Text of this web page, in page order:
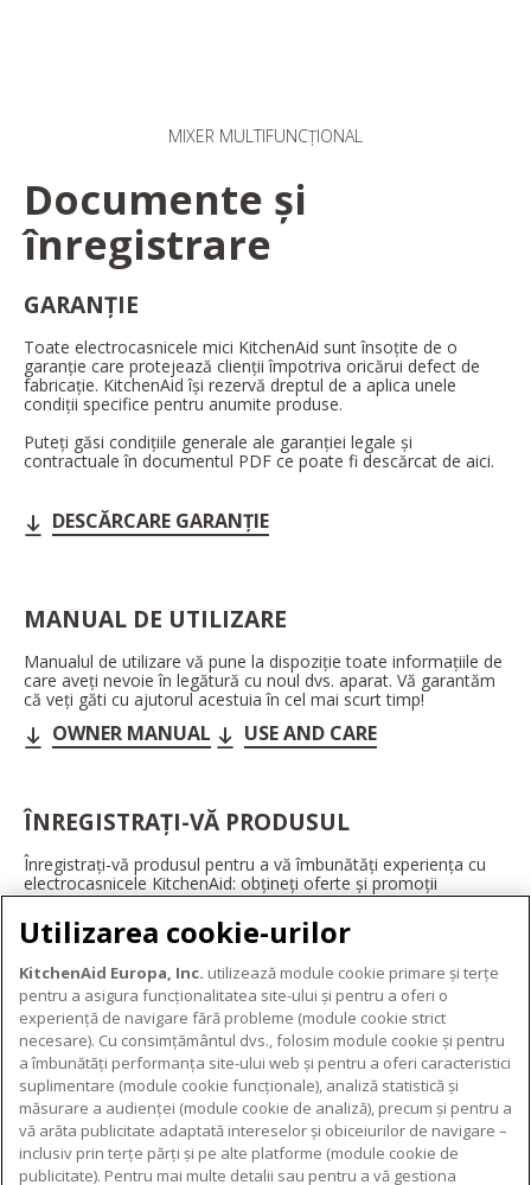
MIXER MULTIFUNCȚIONAL
Documente și
înregistrare
GARANȚIE
Toate electrocasnicele mici KitchenAid sunt însoțite de o
garanție care protejează clienții împotriva oricărui defect de
fabricație. KitchenAid își rezervă dreptul de a aplica unele
condiții specifice pentru anumite produse.
Puteți găsi condițiile generale ale garanției legale și
contractuale în documentul PDF ce poate fi descărcat de aici.
DESCĂRCARE GARANȚIE
MANUAL DE UTILIZARE
Manualul de utilizare vă pune la dispoziție toate informațiile de
care aveți nevoie în legătură cu noul dvs. aparat. Vă garantăm
că veți găti cu ajutorul acestuia în cel mai scurt timp!
OWNER MANUAL USE AND CARE
ÎNREGISTRAȚI-VĂ PRODUSUL
Înregistrați-vă produsul pentru a vă îmbunătăți experiența cu
electrocasnicele KitchenAid: obțineți oferte și promoții
exclusive, ponturi și sfaturi de la profesioniști și multe altele.
ÎNREGISTRAȚI-VĂ ACUM
DESPRE KITCHENAID
Despre KitchenAid
Istoria mărcii
ODR
PRODUSELE NOASTRE
Electrocasnice mici
Utilizarea cookie-urilor
KitchenAid Europa, Inc. utilizează module cookie primare și terțe
pentru a asigura funcționalitatea site-ului și pentru a oferi o
experiență de navigare fără probleme (module cookie strict
necesare). Cu consimțământul dvs., folosim module cookie și pentru
a îmbunătăți performanța site-ului web și pentru a oferi caracteristici
suplimentare (module cookie funcționale), analiză statistică și
măsurare a audienței (module cookie de analiză), precum și pentru a
vă arăta publicitate adaptată intereselor și obiceiurilor de navigare –
inclusiv prin terțe părți și pe alte platforme (module cookie de
publicitate). Pentru mai multe detalii sau pentru a vă gestiona